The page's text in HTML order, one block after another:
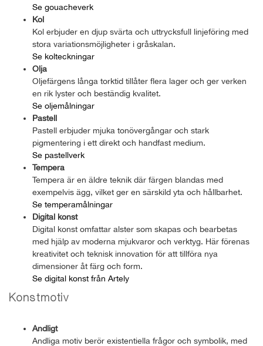
Se gouacheverk
Kol
Kol erbjuder en djup svärta och uttrycksfull linjeföring med
stora variationsmöjligheter i gråskalan.
Se kolteckningar
Olja
Oljefärgens långa torktid tillåter flera lager och ger verken
en rik lyster och beständig kvalitet.
Se oljemålningar
Pastell
Pastell erbjuder mjuka tonövergångar och stark
pigmentering i ett direkt och handfast medium.
Se pastellverk
Tempera
Tempera är en äldre teknik där färgen blandas med
exempelvis ägg, vilket ger en särskild yta och hållbarhet.
Se temperamålningar
Digital konst
Digital konst omfattar alster som skapas och bearbetas
med hjälp av moderna mjukvaror och verktyg. Här förenas
kreativitet och teknisk innovation för att tillföra nya
dimensioner åt färg och form.
Se digital konst från Artely
Konstmotiv
Andligt
Andliga motiv berör existentiella frågor och symbolik, med